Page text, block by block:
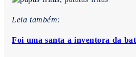
Leia também:
Foi uma santa a inventora da